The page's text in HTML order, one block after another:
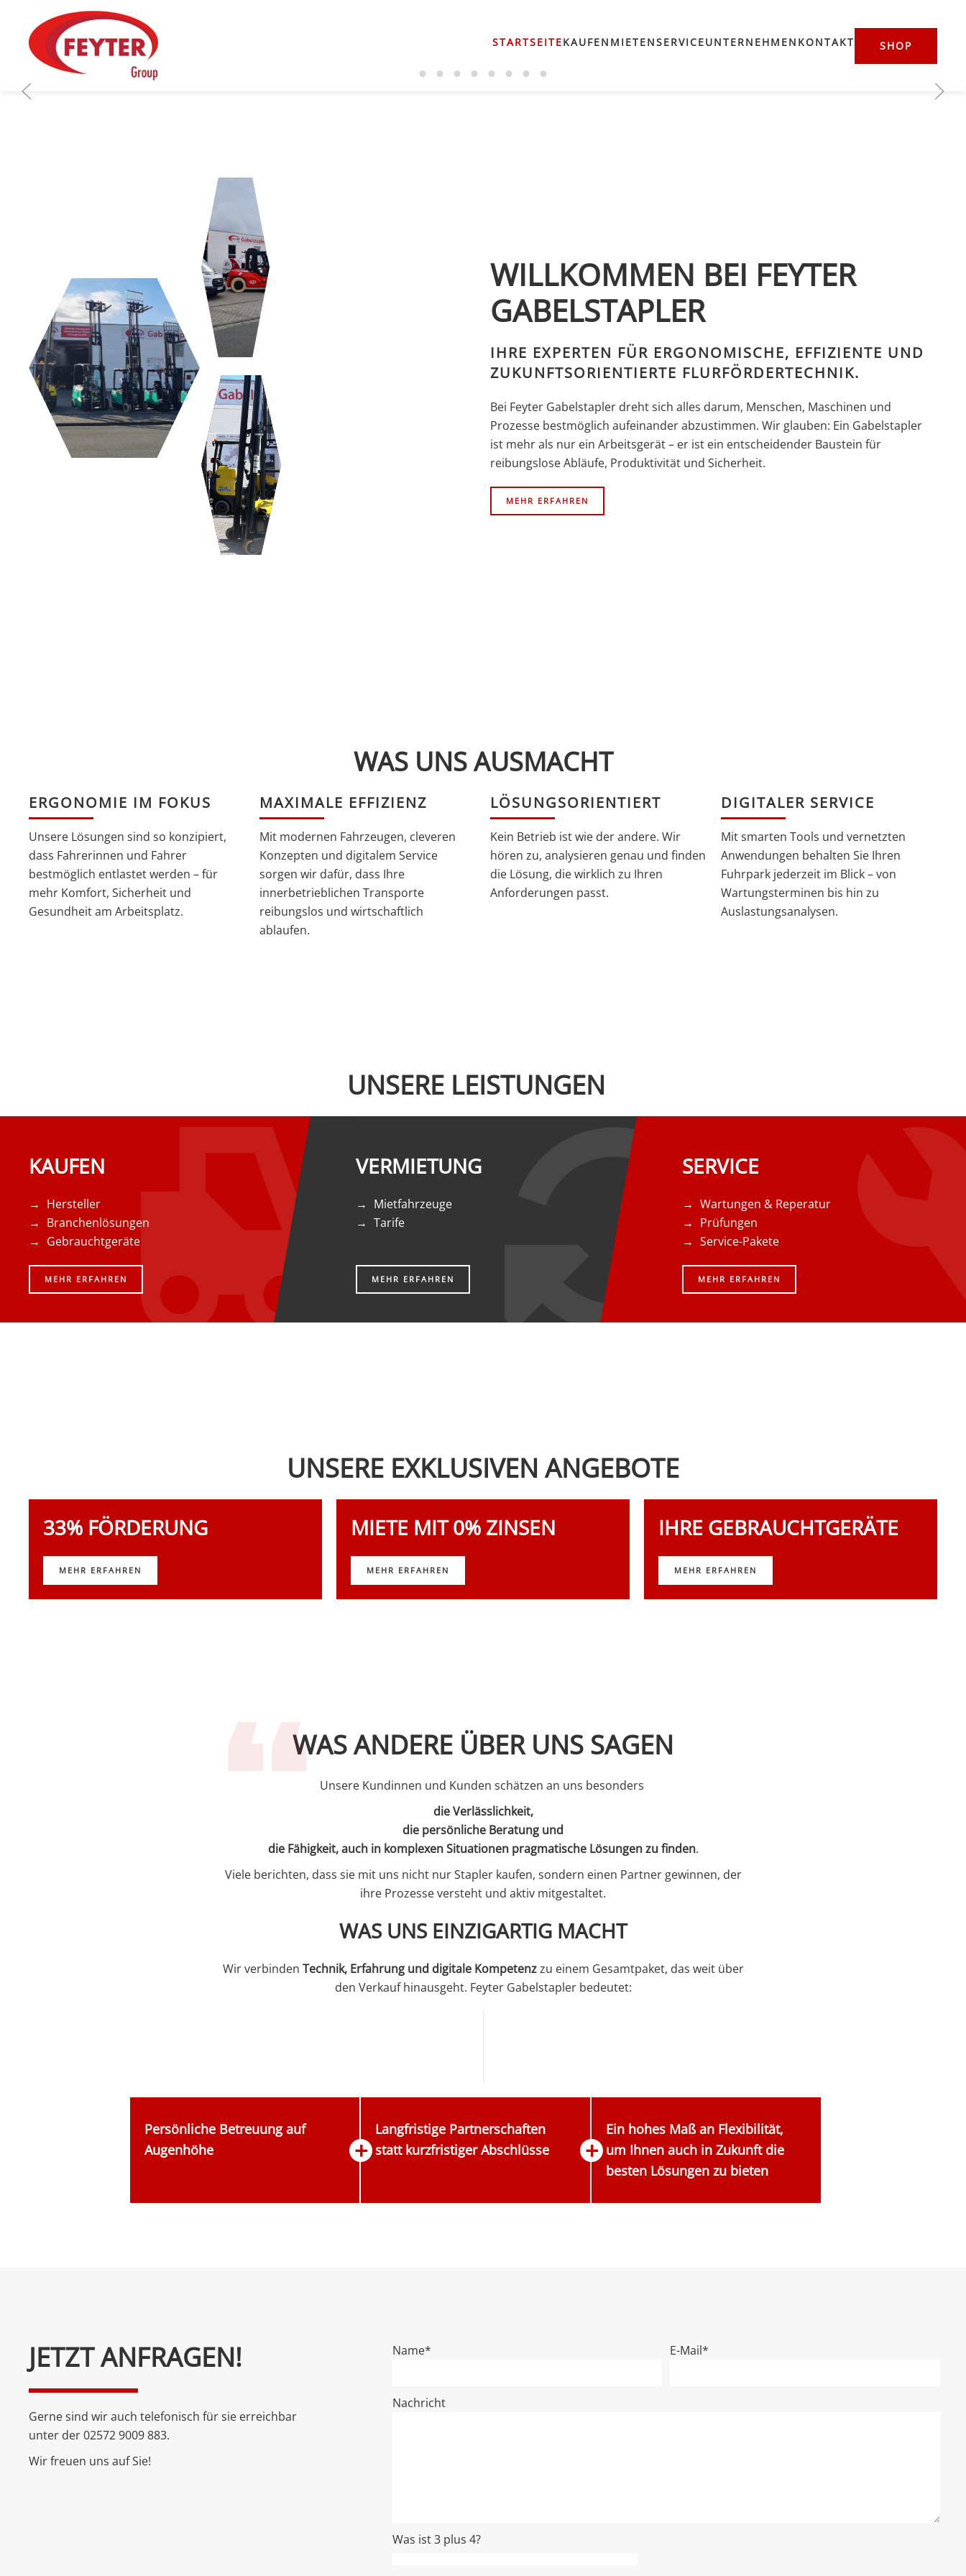
Zum Hauptinhalt springen STARTSEITEKAUFEN MIETENSERVICEUNTERNEHMEN KONTAKT SHOP
LOGISTIK
LEBENSMITTEL/CHEMIE
INDUSTRIE
WILLKOMMEN BEI FEYTER
GABELSTAPLER
IHRE EXPERTEN FÜR ERGONOMISCHE, EFFIZIENTE UND
ZUKUNFTSORIENTIERTE FLURFÖRDERTECHNIK.
Bei Feyter Gabelstapler dreht sich alles darum, Menschen, Maschinen und
Prozesse bestmöglich aufeinander abzustimmen. Wir glauben: Ein Gabelstapler
ist mehr als nur ein Arbeitsgerät – er ist ein entscheidender Baustein für
reibungslose Abläufe, Produktivität und Sicherheit.
MEHR ERFAHREN
WAS UNS AUSMACHT
ERGONOMIE IM FOKUS
Unsere Lösungen sind so konzipiert,
dass Fahrerinnen und Fahrer
bestmöglich entlastet werden – für
mehr Komfort, Sicherheit und
Gesundheit am Arbeitsplatz.
MAXIMALE EFFIZIENZ
Mit modernen Fahrzeugen, cleveren
Konzepten und digitalem Service
sorgen wir dafür, dass Ihre
innerbetrieblichen Transporte
reibungslos und wirtschaftlich
ablaufen.
LÖSUNGSORIENTIERT
Kein Betrieb ist wie der andere. Wir
hören zu, analysieren genau und finden
die Lösung, die wirklich zu Ihren
Anforderungen passt.
DIGITALER SERVICE
Mit smarten Tools und vernetzten
Anwendungen behalten Sie Ihren
Fuhrpark jederzeit im Blick – von
Wartungsterminen bis hin zu
Auslastungsanalysen.
UNSERE LEISTUNGEN
KAUFEN
Hersteller
Branchenlösungen
Gebrauchtgeräte
MEHR ERFAHREN
VERMIETUNG
Mietfahrzeuge
Tarife
MEHR ERFAHREN
SERVICE
Wartungen & Reperatur
Prüfungen
Service-Pakete
MEHR ERFAHREN
UNSERE EXKLUSIVEN ANGEBOTE
33% FÖRDERUNG
MEHR ERFAHREN
MIETE MIT 0% ZINSEN
MEHR ERFAHREN
IHRE GEBRAUCHTGERÄTE
MEHR ERFAHREN
WAS ANDERE ÜBER UNS SAGEN
Unsere Kundinnen und Kunden schätzen an uns besonders
die Verlässlichkeit,
die persönliche Beratung und
die Fähigkeit, auch in komplexen Situationen pragmatische Lösungen zu finden.
Viele berichten, dass sie mit uns nicht nur Stapler kaufen, sondern einen Partner gewinnen, der
ihre Prozesse versteht und aktiv mitgestaltet.
WAS UNS EINZIGARTIG MACHT
Wir verbinden Technik, Erfahrung und digitale Kompetenzzu einem Gesamtpaket, das weit über
den Verkauf hinausgeht. Feyter Gabelstapler bedeutet:
Persönliche Betreuung auf
Augenhöhe
Langfristige Partnerschaften
statt kurzfristiger Abschlüsse
Ein hohes Maß an Flexibilität,
um Ihnen auch in Zukunft die
besten Lösungen zu bieten
lasse
leer.
JETZT ANFRAGEN!
Gerne sind wir auch telefonisch für sie erreichbar
unter der 02572 9009 883.
Wir freuen uns auf Sie!
Name* E-Mail*
Nachricht
Was ist 3 plus 4?